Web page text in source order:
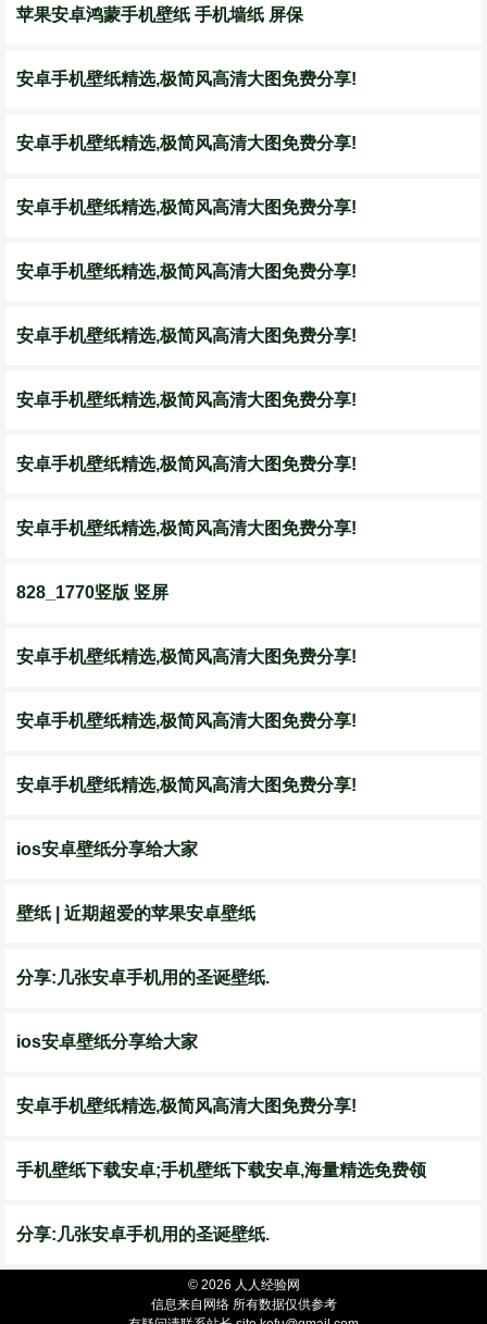
苹果安卓鸿蒙手机壁纸 手机墙纸 屏保
安卓手机壁纸精选,极简风高清大图免费分享!
安卓手机壁纸精选,极简风高清大图免费分享!
安卓手机壁纸精选,极简风高清大图免费分享!
安卓手机壁纸精选,极简风高清大图免费分享!
安卓手机壁纸精选,极简风高清大图免费分享!
安卓手机壁纸精选,极简风高清大图免费分享!
安卓手机壁纸精选,极简风高清大图免费分享!
安卓手机壁纸精选,极简风高清大图免费分享!
828_1770竖版 竖屏
安卓手机壁纸精选,极简风高清大图免费分享!
安卓手机壁纸精选,极简风高清大图免费分享!
安卓手机壁纸精选,极简风高清大图免费分享!
ios安卓壁纸分享给大家
壁纸 | 近期超爱的苹果安卓壁纸
分享:几张安卓手机用的圣诞壁纸.
ios安卓壁纸分享给大家
安卓手机壁纸精选,极简风高清大图免费分享!
手机壁纸下载安卓;手机壁纸下载安卓,海量精选免费领
分享:几张安卓手机用的圣诞壁纸.
© 2026 人人经验网
信息来自网络 所有数据仅供参考